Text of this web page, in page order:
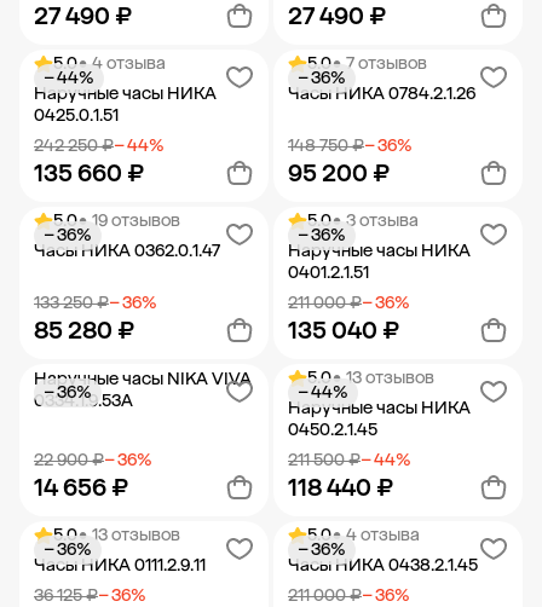
27 490 ₽
Добавить в корзину
27 490 ₽
Добавить в корзину
5.0• 4 отзыва
Наручные часы НИКА
0425.0.1.51
242 250 ₽− 44%
135 660 ₽
− 44%
Добавить в корзину
5.0• 7 отзывов
Часы НИКА 0784.2.1.26
148 750 ₽− 36%
95 200 ₽
− 36%
Добавить в корзину
5.0• 19 отзывов
Часы НИКА 0362.0.1.47
133 250 ₽− 36%
85 280 ₽
− 36%
Добавить в корзину
5.0• 3 отзыва
Наручные часы НИКА
0401.2.1.51
211 000 ₽− 36%
135 040 ₽
− 36%
Добавить в корзину
Наручные часы NIKA VIVA
0334.1.9.53A
22 900 ₽− 36%
14 656 ₽
− 36%
Добавить в корзину
5.0• 13 отзывов
Наручные часы НИКА
0450.2.1.45
211 500 ₽− 44%
118 440 ₽
− 44%
Добавить в корзину
5.0• 13 отзывов
Часы НИКА 0111.2.9.11
36 125 ₽− 36%
− 36%
5.0• 4 отзыва
Часы НИКА 0438.2.1.45
211 000 ₽− 36%
− 36%